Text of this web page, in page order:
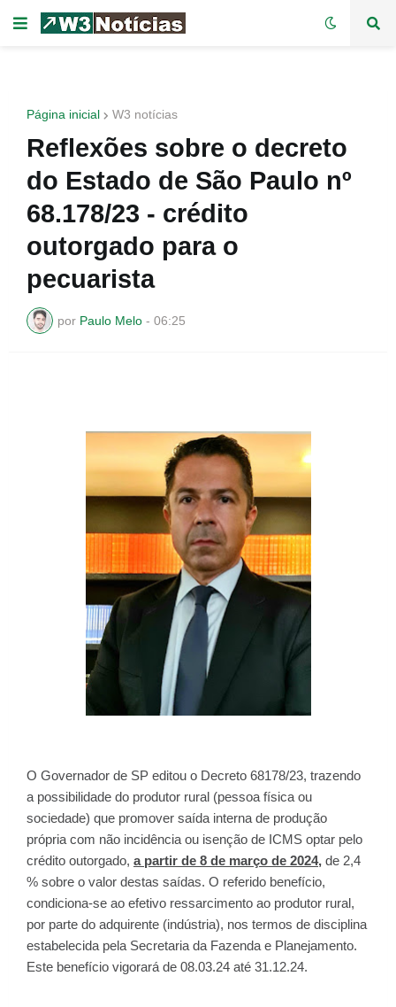
Página inicial W3 notícias
Reflexões sobre o decreto
do Estado de São Paulo nº
68.178/23 - crédito
outorgado para o
pecuarista
por Paulo Melo - 06:25
O Governador de SP editou o Decreto 68178/23, trazendo
a possibilidade do produtor rural (pessoa física ou
sociedade) que promover saída interna de produção
própria com não incidência ou isenção de ICMS optar pelo
crédito outorgado, a partir de 8 de março de 2024, de 2,4
% sobre o valor destas saídas. O referido benefício,
condiciona-se ao efetivo ressarcimento ao produtor rural,
por parte do adquirente (indústria), nos termos de disciplina
estabelecida pela Secretaria da Fazenda e Planejamento.
Este benefício vigorará de 08.03.24 até 31.12.24.